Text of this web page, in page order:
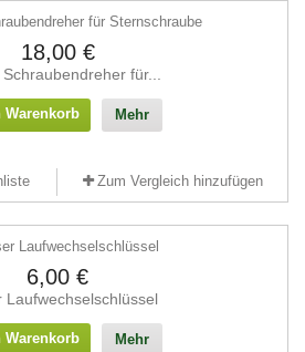
18,00 €
für...
Warenkorb Mehr
Zum Vergleich hinzufügen
6,00 €
Laufwechselschlüssel
Warenkorb Mehr